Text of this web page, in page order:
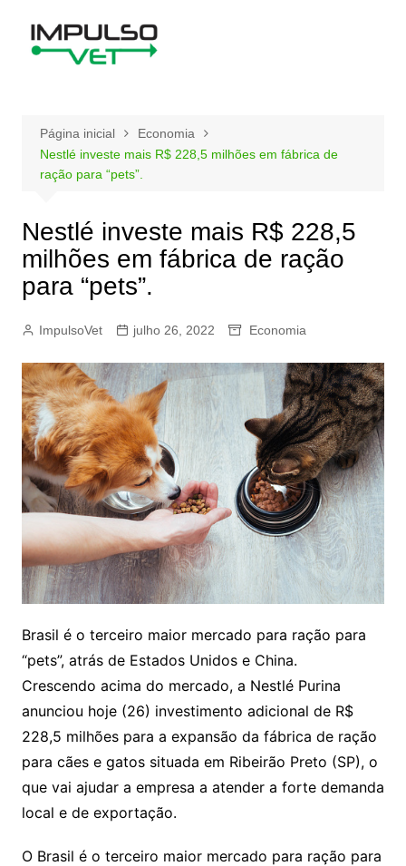
Página inicial
Economia
Nestlé investe mais R$ 228,5 milhões em fábrica de
ração para “pets”.
Nestlé investe mais R$ 228,5
milhões em fábrica de ração
para “pets”.
ImpulsoVet julho 26, 2022 Economia
Brasil é o terceiro maior mercado para ração para
“pets”, atrás de Estados Unidos e China.
Crescendo acima do mercado, a Nestlé Purina
anunciou hoje (26) investimento adicional de R$
228,5 milhões para a expansão da fábrica de ração
para cães e gatos situada em Ribeirão Preto (SP), o
que vai ajudar a empresa a atender a forte demanda
local e de exportação.
O Brasil é o terceiro maior mercado para ração para